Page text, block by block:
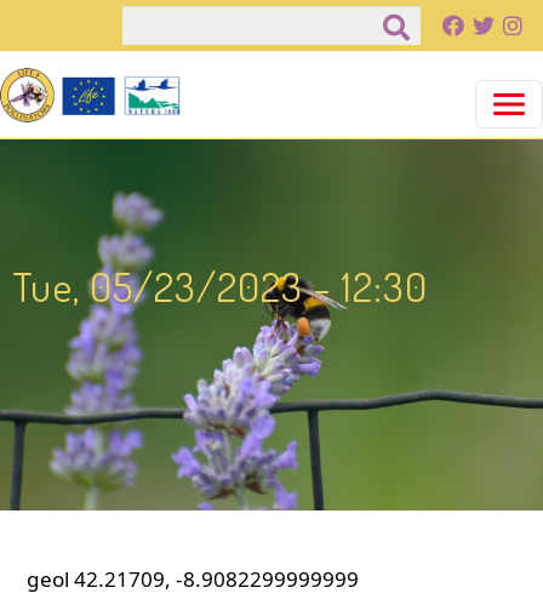
Pasar al contenido principal
Tue, 05/23/2023 - 12:30
geol 42.21709, -8.9082299999999